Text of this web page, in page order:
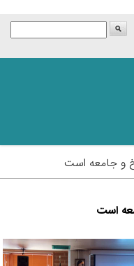
و جامعه است
است